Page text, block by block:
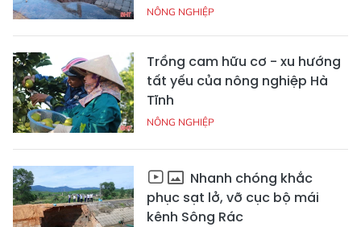
NÔNG NGHIỆP
Trồng cam hữu cơ - xu hướng
tất yếu của nông nghiệp Hà
Tĩnh
NÔNG NGHIỆP
Nhanh chóng khắc
phục sạt lở, vỡ cục bộ mái
kênh Sông Rác